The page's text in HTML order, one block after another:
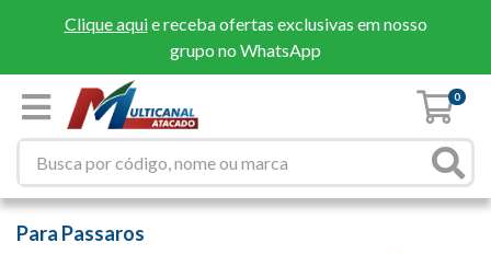
Clique aquie receba ofertas exclusivas em nosso
grupo no WhatsApp
0
Para Passaros